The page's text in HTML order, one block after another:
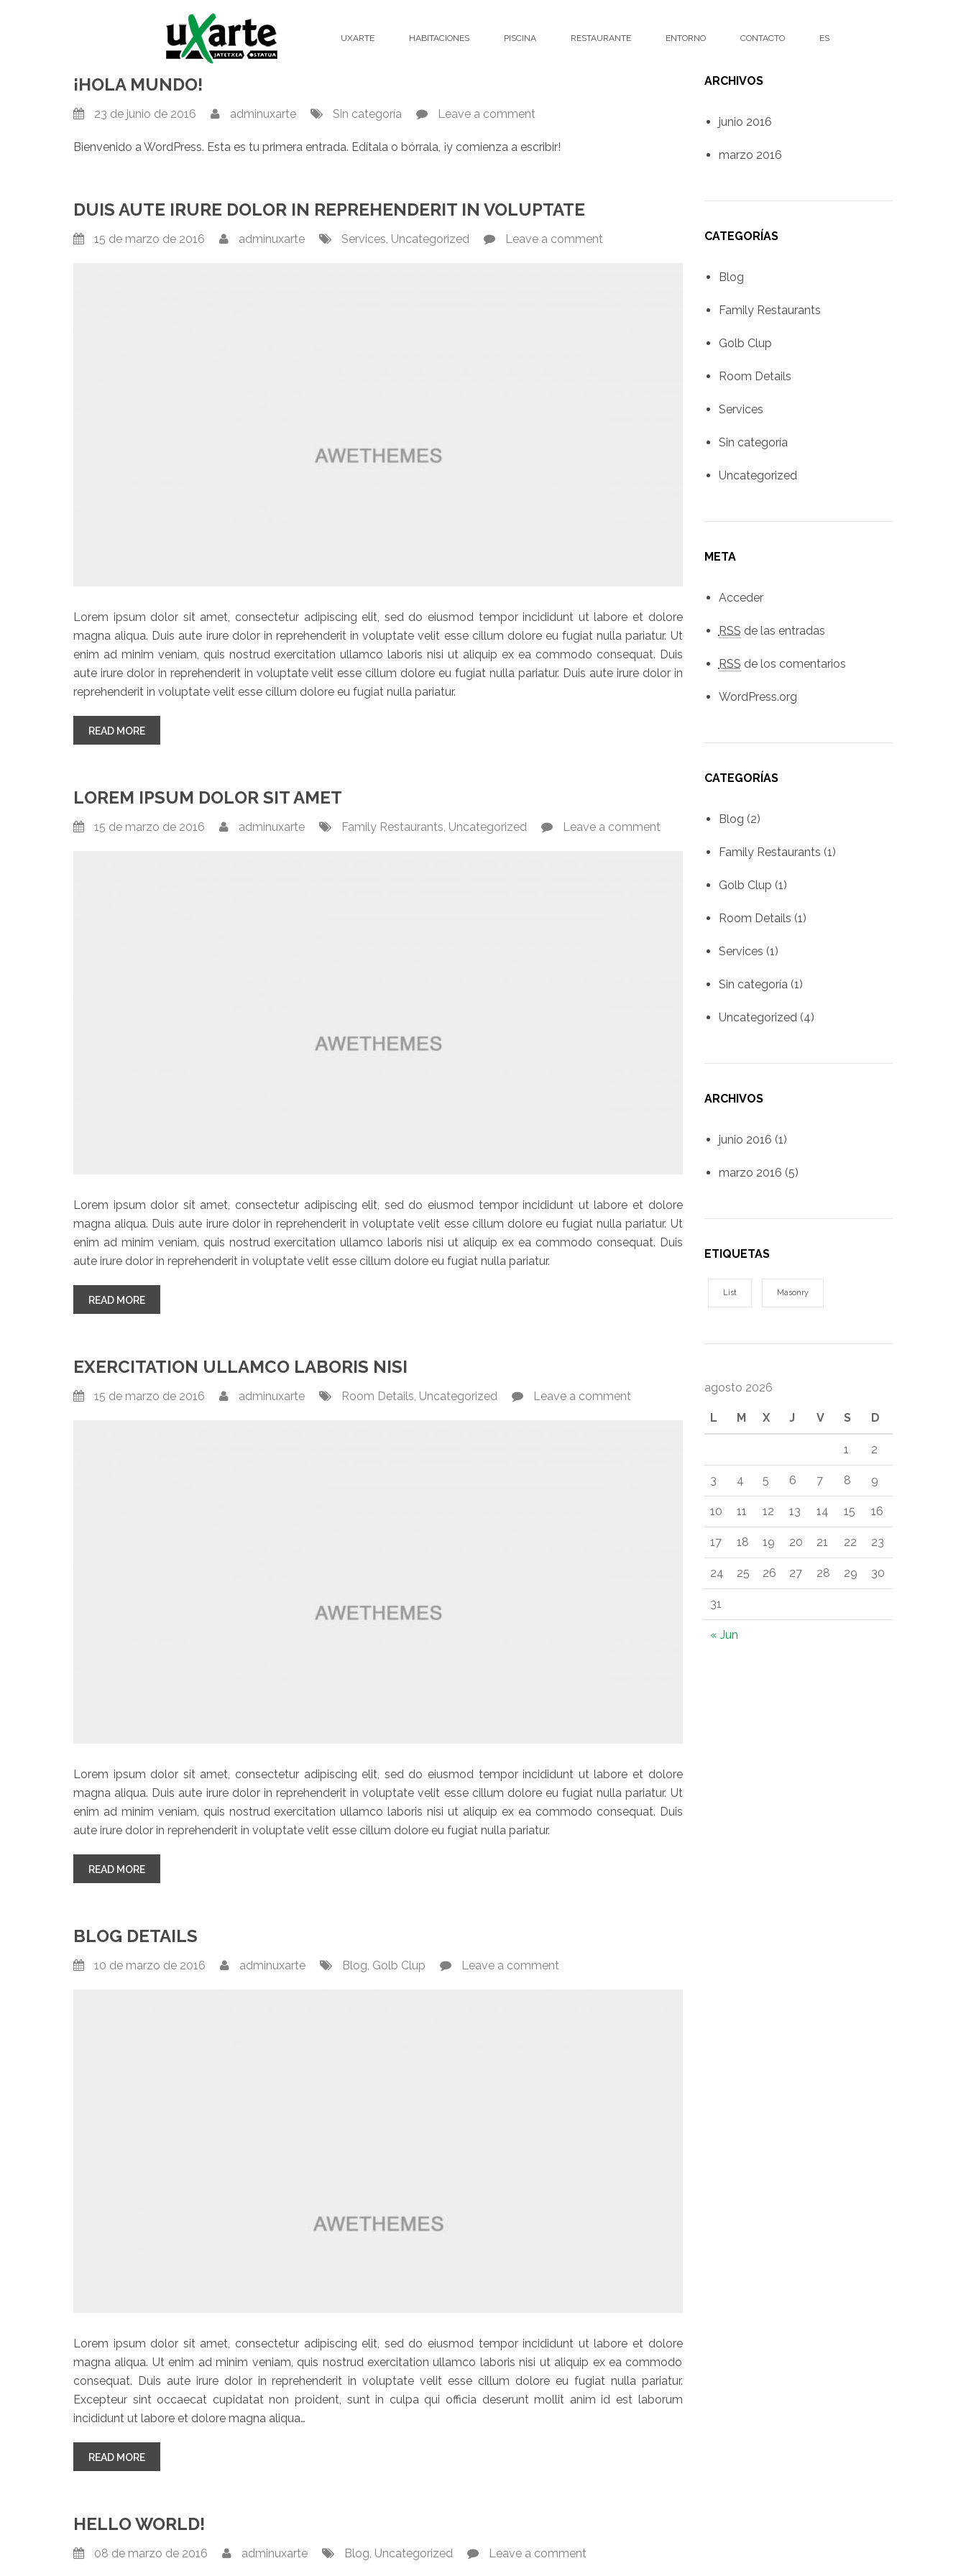
UXARTE HABITACIONES PISCINA RESTAURANTE ENTORNO CONTACTO ES
¡HOLA MUNDO!
23 de junio de 2016 adminuxarte Sin categoría Leave a comment
Bienvenido a WordPress. Esta es tu primera entrada. Edítala o bórrala, ¡y comienza a escribir!
DUIS AUTE IRURE DOLOR IN REPREHENDERIT IN VOLUPTATE
15 de marzo de 2016 adminuxarte Services, Uncategorized Leave a comment
Lorem ipsum dolor sit amet, consectetur adipiscing elit, sed do eiusmod tempor incididunt ut labore et dolore
magna aliqua. Duis aute irure dolor in reprehenderit in voluptate velit esse cillum dolore eu fugiat nulla pariatur. Ut
enim ad minim veniam, quis nostrud exercitation ullamco laboris nisi ut aliquip ex ea commodo consequat. Duis
aute irure dolor in reprehenderit in voluptate velit esse cillum dolore eu fugiat nulla pariatur. Duis aute irure dolor in
reprehenderit in voluptate velit esse cillum dolore eu fugiat nulla pariatur.
READ MORE“DUIS AUTE IRURE DOLOR IN REPREHENDERIT IN VOLUPTATE”
LOREM IPSUM DOLOR SIT AMET
15 de marzo de 2016 adminuxarte Family Restaurants, Uncategorized Leave a comment
Lorem ipsum dolor sit amet, consectetur adipiscing elit, sed do eiusmod tempor incididunt ut labore et dolore
magna aliqua. Duis aute irure dolor in reprehenderit in voluptate velit esse cillum dolore eu fugiat nulla pariatur. Ut
enim ad minim veniam, quis nostrud exercitation ullamco laboris nisi ut aliquip ex ea commodo consequat. Duis
aute irure dolor in reprehenderit in voluptate velit esse cillum dolore eu fugiat nulla pariatur.
READ MORE“LOREM IPSUM DOLOR SIT AMET”
EXERCITATION ULLAMCO LABORIS NISI
15 de marzo de 2016 adminuxarte Room Details, Uncategorized Leave a comment
Lorem ipsum dolor sit amet, consectetur adipiscing elit, sed do eiusmod tempor incididunt ut labore et dolore
magna aliqua. Duis aute irure dolor in reprehenderit in voluptate velit esse cillum dolore eu fugiat nulla pariatur. Ut
enim ad minim veniam, quis nostrud exercitation ullamco laboris nisi ut aliquip ex ea commodo consequat. Duis
aute irure dolor in reprehenderit in voluptate velit esse cillum dolore eu fugiat nulla pariatur.
READ MORE“EXERCITATION ULLAMCO LABORIS NISI”
BLOG DETAILS
10 de marzo de 2016 adminuxarte Blog, Golb Clup Leave a comment
Lorem ipsum dolor sit amet, consectetur adipiscing elit, sed do eiusmod tempor incididunt ut labore et dolore
magna aliqua. Ut enim ad minim veniam, quis nostrud exercitation ullamco laboris nisi ut aliquip ex ea commodo
consequat. Duis aute irure dolor in reprehenderit in voluptate velit esse cillum dolore eu fugiat nulla pariatur.
Excepteur sint occaecat cupidatat non proident, sunt in culpa qui officia deserunt mollit anim id est laborum
incididunt ut labore et dolore magna aliqua…
READ MORE“BLOG DETAILS”
HELLO WORLD!
08 de marzo de 2016 adminuxarte Blog, Uncategorized Leave a comment
ARCHIVOS
junio 2016
marzo 2016
CATEGORÍAS
Blog
Family Restaurants
Golb Clup
Room Details
Services
Sin categoría
Uncategorized
META
Acceder
RSS de las entradas
RSS de los comentarios
WordPress.org
CATEGORÍAS
Blog (2)
Family Restaurants (1)
Golb Clup (1)
Room Details (1)
Services (1)
Sin categoría(1)
Uncategorized(4)
ARCHIVOS
junio 2016 (1)
marzo 2016 (5)
ETIQUETAS
List Masonry
agosto 2026
L M X J V S D
« Jun
1 2
3 4 5 6 7 8 9
10 11 12 13 14 15 16
17 18 19 20 21 22 23
24 25 26 27 28 29 30
31